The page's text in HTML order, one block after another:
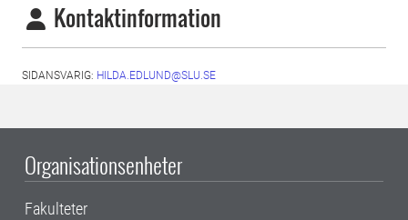
Kontaktinformation
SIDANSVARIG: HILDA.EDLUND@SLU.SE
Organisationsenheter
Fakulteter